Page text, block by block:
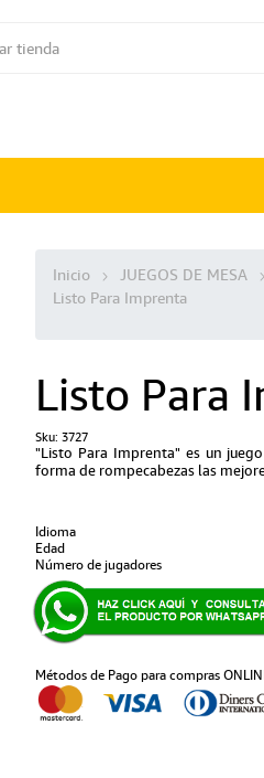
Inicio JUEGOS DE MESA
Listo Para Imprenta
Listo Para
Sku: 3727
"Listo Para Imprenta" es un
forma de rompecabezas las
Idioma
Edad
Número de jugadores
Métodos de Pago para compras